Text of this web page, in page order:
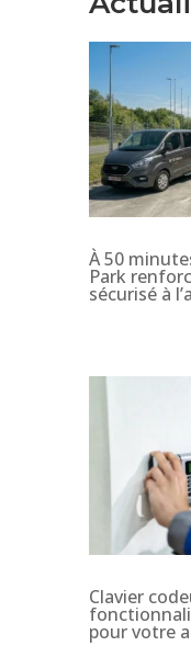
À 50
Park
sécurisé à
Clavier
pour votre